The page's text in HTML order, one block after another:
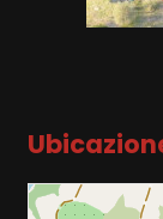
Nuova